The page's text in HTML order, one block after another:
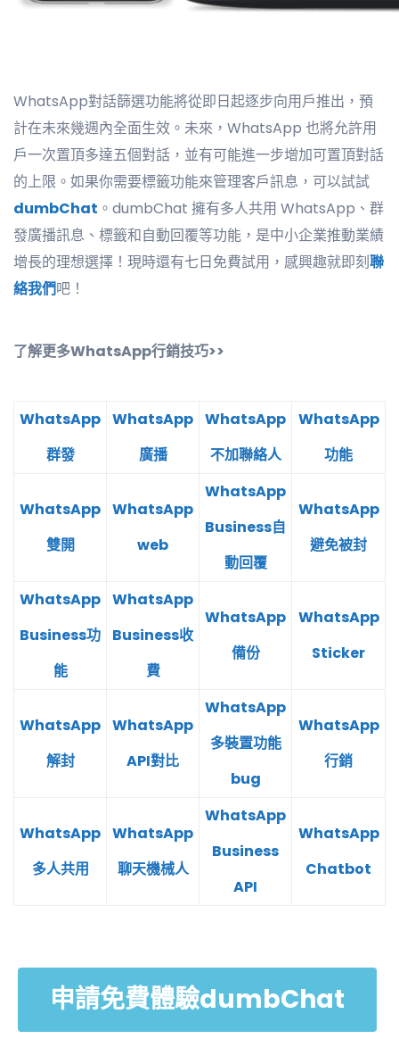
WhatsApp對話篩選功能將從即日起逐步向用戶推出，預
計在未來幾週內全面生效。未來，WhatsApp 也將允許用
戶一次置頂多達五個對話，並有可能進一步增加可置頂對話
的上限。如果你需要標籤功能來管理客戶訊息，可以試試
dumbChat 。dumbChat 擁有多人共用 WhatsApp、群
發廣播訊息、標籤和自動回覆等功能，是中小企業推動業績
增長的理想選擇！現時還有七日免費試用，感興趣就即刻聯
絡我們吧！
了解更多WhatsApp行銷技巧>>
WhatsApp
群發
WhatsApp
廣播
WhatsApp
不加聯絡人
WhatsApp
功能
WhatsApp
雙開
WhatsApp
web
WhatsApp
Business自
動回覆
WhatsApp
避免被封
WhatsApp
Business功
能
WhatsApp
Business收
費
WhatsApp
備份
WhatsApp
Sticker
WhatsApp
解封
WhatsApp
API對比
WhatsApp
多裝置功能
bug
WhatsApp
行銷
WhatsApp
多人共用
WhatsApp
聊天機械人
WhatsApp
Business
API
WhatsApp
Chatbot
申請免費體驗dumbChat